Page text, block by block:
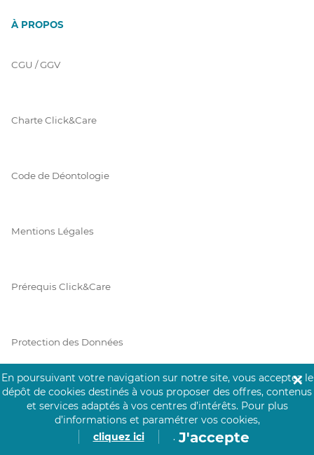
À PROPOS
CGU / GGV
Charte Click&Care
Code de Déontologie
Mentions Légales
Prérequis Click&Care
Protection des Données
Vie Privée
En poursuivant votre navigation sur notre site, vous acceptez le
dépôt de cookies destinés à vous proposer des offres, contenus
et services adaptés à vos centres d’intérêts. Pour plus
d’informations et paramétrer vos cookies,
cliquez ici
. J'accepte
✕